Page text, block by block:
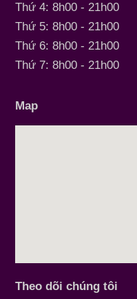
Thứ 4: 8h00 - 21h00
Thứ 5: 8h00 - 21h00
Thứ 6: 8h00 - 21h00
Thứ 7: 8h00 - 21h00
Map
Theo dõi chúng tôi